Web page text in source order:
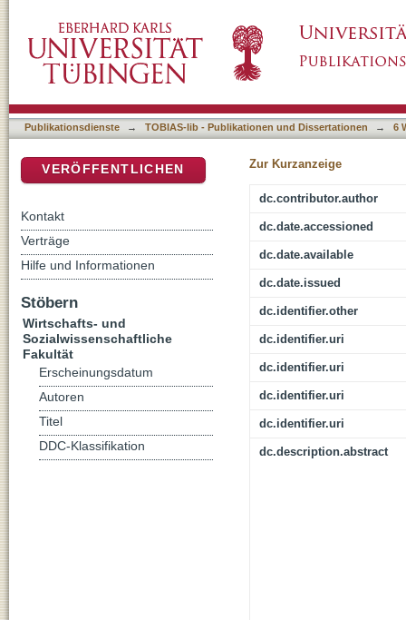
Publikationsdienste → TOBIAS-lib - Publikationen und Dissertationen → 6
Zur Kurzanzeige
dc.contributor.author
dc.date.accessioned
dc.date.available
dc.date.issued
dc.identifier.other
dc.identifier.uri
dc.identifier.uri
dc.identifier.uri
dc.identifier.uri
dc.description.abstract
VERÖFFENTLICHEN
Kontakt
Verträge
Hilfe und Informationen
Stöbern
Wirtschafts- und
Sozialwissenschaftliche
Fakultät
Erscheinungsdatum
Autoren
Titel
DDC-Klassifikation